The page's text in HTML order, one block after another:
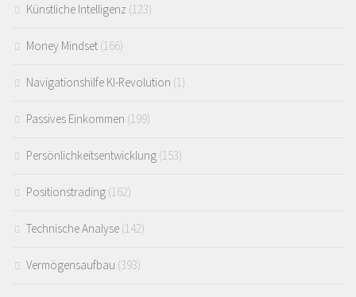
Künstliche Intelligenz (123)
Money Mindset (166)
Navigationshilfe KI-Revolution (1)
Passives Einkommen (199)
Persönlichkeitsentwicklung (153)
Positionstrading (162)
Technische Analyse (142)
Vermögensaufbau (393)